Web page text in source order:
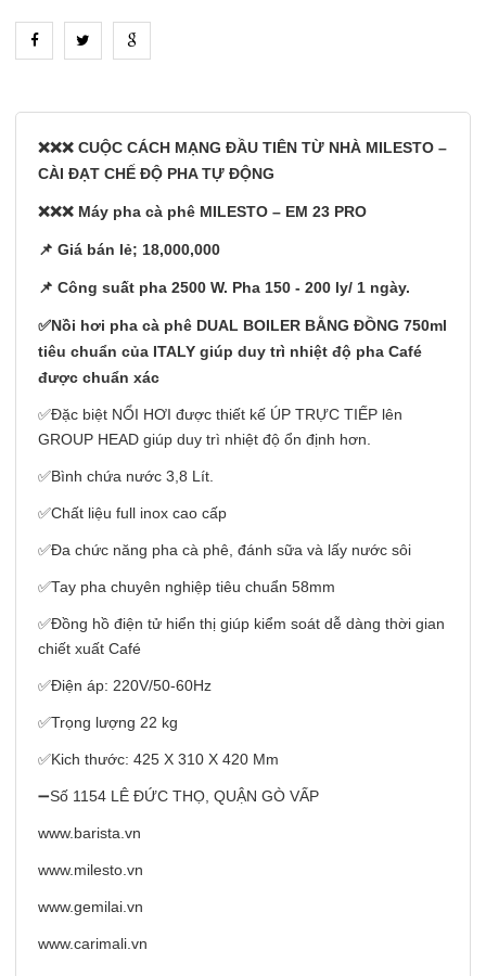
❌❌❌ CUỘC CÁCH MẠNG ĐẦU TIÊN TỪ NHÀ MILESTO –
CÀI ĐẠT CHẾ ĐỘ PHA TỰ ĐỘNG
❌❌❌ Máy pha cà phê MILESTO – EM 23 PRO
📌 Giá bán lẻ; 18,000,000
📌 Công suất pha 2500 W. Pha 150 - 200 ly/ 1 ngày.
✅Nồi hơi pha cà phê DUAL BOILER BẰNG ĐỒNG 750ml
tiêu chuẩn của ITALY giúp duy trì nhiệt độ pha Café
được chuẩn xác
✅Đặc biệt NỔI HƠI được thiết kế ÚP TRỰC TIẾP lên
GROUP HEAD giúp duy trì nhiệt độ ổn định hơn.
✅Bình chứa nước 3,8 Lít.
✅Chất liệu full inox cao cấp
✅Đa chức năng pha cà phê, đánh sữa và lấy nước sôi
✅Tay pha chuyên nghiệp tiêu chuẩn 58mm
✅Đồng hồ điện tử hiển thị giúp kiểm soát dễ dàng thời gian
chiết xuất Café
✅Điện áp: 220V/50-60Hz
✅Trọng lượng 22 kg
✅Kich thước: 425 X 310 X 420 Mm
➖Số 1154 LÊ ĐỨC THỌ, QUẬN GÒ VẤP
www.barista.vn
www.milesto.vn
www.gemilai.vn
www.carimali.vn